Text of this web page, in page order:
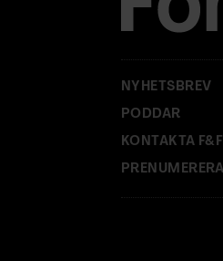
NYHETSBREV
PODDAR
KONTAKTA F&F
PRENUMERERA